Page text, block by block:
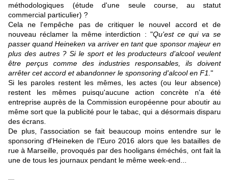
méthodologiques (étude d'une seule course, au statut
commercial particulier) ?
Cela ne l'empêche pas de critiquer le nouvel accord et de
nouveau réclamer la même interdiction : "Qu'est ce qui va se
passer quand Heineken va arriver en tant que sponsor majeur en
plus des autres ? Si le sport et les producteurs d'alcool veulent
être perçus comme des industries responsables, ils doivent
arrêter cet accord et abandonner le sponsoring d'alcool en F1. "
Si les paroles restent les mêmes, les actes (ou leur absence)
restent les mêmes puisqu'aucune action concrète n'a été
entreprise auprès de la Commission européenne pour aboutir au
même sort que la publicité pour le tabac, qui a désormais disparu
des écrans.
De plus, l'association se fait beaucoup moins entendre sur le
sponsoring d'Heineken de l'Euro 2016 alors que les batailles de
rue à Marseille, provoqués par des hooligans éméchés, ont fait la
une de tous les journaux pendant le même week-end...